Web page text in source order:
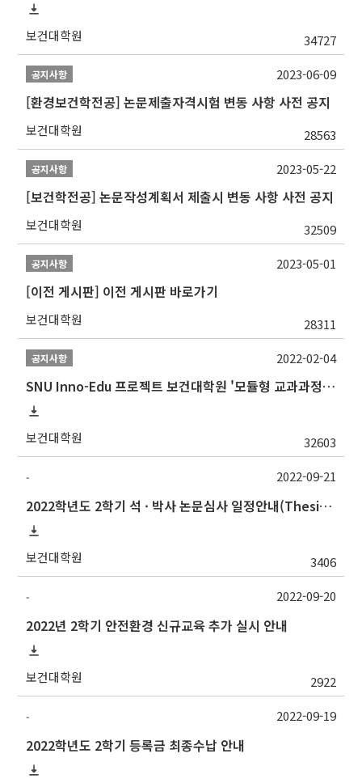
보건대학원 34727
공지사항
[환경보건학전공] 논문제출자격시험 변동 사항 사전 공지
보건대학원 28563
2023-06-09
공지사항
[보건학전공] 논문작성계획서 제출시 변동 사항 사전 공지
보건대학원 32509
2023-05-22
공지사항
[이전 게시판] 이전 게시판 바로가기
보건대학원 28311
2023-05-01
공지사항
SNU Inno-Edu 프로젝트 보건대학원 '모듈형 교과과정' 안내(revised 2022/2/28)
보건대학원 32603
2022-02-04
-
2022학년도 2학기 석 · 박사 논문심사 일정안내(Thesis Defense Schedules)
보건대학원 3406
2022-09-21
-
2022년 2학기 안전환경 신규교육 추가 실시 안내
보건대학원 2922
2022-09-20
-
2022학년도 2학기 등록금 최종수납 안내
2022-09-19